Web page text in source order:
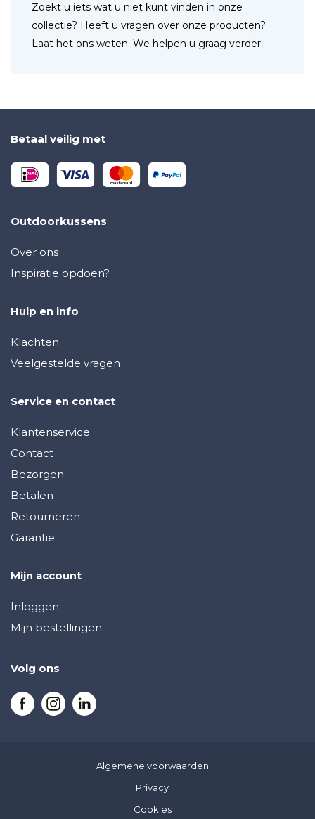
Zoekt u iets wat u niet kunt vinden in onze
collectie? Heeft u vragen over onze producten?
Laat het ons weten. We helpen u graag verder.
Betaal veilig met
Outdoorkussens
Over ons
Inspiratie opdoen?
Hulp en info
Klachten
Veelgestelde vragen
Service en contact
Klantenservice
Contact
Bezorgen
Betalen
Retourneren
Garantie
Mijn account
Inloggen
Mijn bestellingen
Volg ons
Algemene voorwaarden
Privacy
Cookies